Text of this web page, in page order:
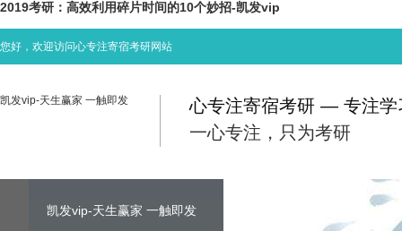
2019考研：高效利用碎片时间的10个妙招-凯发vip
您好，欢迎访问心专注寄宿考研网站
凯发vip-天生赢家 一触即发
心专注寄宿考研 — 专注学
一心专注，只为考研
凯发vip-天生赢家 一触即发 凯发vip-天生赢家 一触即发